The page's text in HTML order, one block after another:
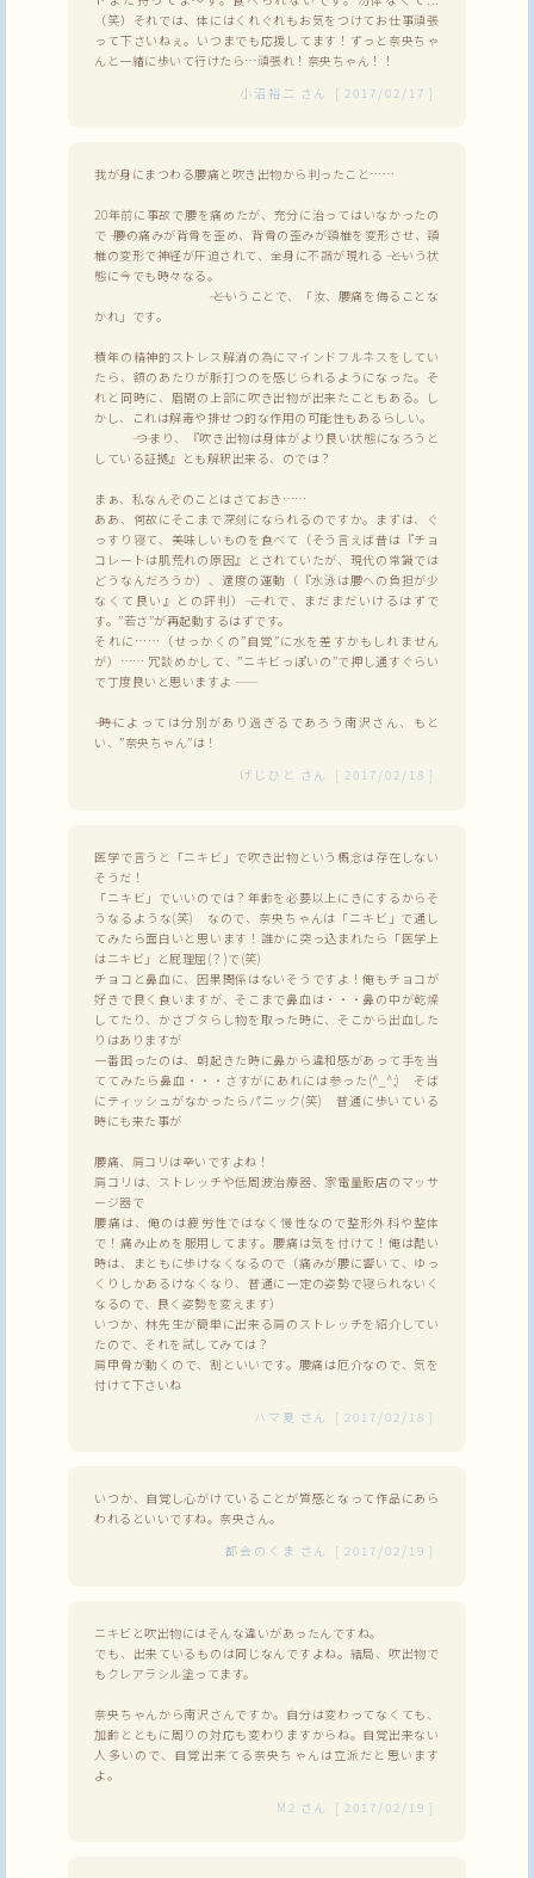
（笑）それでは、体にはくれぐれもお気をつけてお仕事頑張
って下さいねぇ。いつまでも応援してます！ずっと奈央ちゃ
んと一緒に歩いて行けたら…頑張れ！奈央ちゃん！！
小沼裕二 さん [ 2017/02/17 ]
我が身にまつわる腰痛と吹き出物から判ったこと……
20年前に事故で腰を痛めたが、充分に治ってはいなかったの
で ―― 腰の痛みが背骨を歪め、背骨の歪みが頸椎を変形させ、頸
椎の変形で神経が圧迫されて、全身に不調が現れる ―― という状
態に今でも時々なる。
―― ということで、「汝、腰痛を侮ることな
かれ」です。
積年の精神的ストレス解消の為にマインドフルネスをしてい
たら、額のあたりが脈打つのを感じられるようになった。そ
れと同時に、眉間の上部に吹き出物が出来たこともある。し
かし、これは解毒や排せつ的な作用の可能性もあるらしい。
―― つまり、『吹き出物は身体がより良い状態になろうと
している証拠』とも解釈出来る、のでは？
まぁ、私なんぞのことはさておき……
ああ、何故にそこまで深刻になられるのですか。まずは、ぐ
っすり寝て、美味しいものを食べて（そう言えば昔は『チョ
コレートは肌荒れの原因』とされていたが、現代の常識では
どうなんだろうか）、適度の運動（『水泳は腰への負担が少
なくて良い』との評判）―― これで、まだまだいけるはずで
す。”若さ”が再起動するはずです。
それに……（せっかくの”自覚”に水を差すかもしれません
が）…… 冗談めかして、”ニキビっぽいの”で押し通すぐらい
で丁度良いと思いますよ ――
―― 時によっては分別があり過ぎるであろう南沢さん、もと
い、”奈央ちゃん”は！
げじひと さん [ 2017/02/18 ]
医学で言うと「ニキビ」で吹き出物という概念は存在しない
そうだ！
「ニキビ」でいいのでは？年齢を必要以上にきにするからそ
うなるような(笑) なので、奈央ちゃんは「ニキビ」で通し
てみたら面白いと思います！誰かに突っ込まれたら「医学上
はニキビ」と屁理屈(？)で(笑)
チョコと鼻血に、因果関係はないそうですよ！俺もチョコが
好きで良く食いますが、そこまで鼻血は・・・鼻の中が乾燥
してたり、かさブタらし物を取った時に、そこから出血した
りはありますが
一番困ったのは、朝起きた時に鼻から違和感があって手を当
ててみたら鼻血・・・さすがにあれには参った(^_^;) そば
にティッシュがなかったらパニック(笑) 普通に歩いている
時にも来た事が
腰痛、肩コリは辛いですよね！
肩コリは、ストレッチや低周波治療器、家電量販店のマッサ
ージ器で
腰痛は、俺のは疲労性ではなく慢性なので整形外科や整体
で！痛み止めを服用してます。腰痛は気を付けて！俺は酷い
時は、まともに歩けなくなるので（痛みが腰に響いて、ゆっ
くりしかあるけなくなり、普通に一定の姿勢で寝られないく
なるので、良く姿勢を変えます）
いつか、林先生が簡単に出来る肩のストレッチを紹介してい
たので、それを試してみては？
肩甲骨が動くので、割といいです。腰痛は厄介なので、気を
付けて下さいね
ハマ夏 さん [ 2017/02/18 ]
いつか、自覚し心がけていることが質感となって作品にあら
われるといいですね。奈央さん。
都会のくま さん [ 2017/02/19 ]
ニキビと吹出物にはそんな違いがあったんですね。
でも、出来ているものは同じなんですよね。結局、吹出物で
もクレアラシル塗ってます。
奈央ちゃんから南沢さんですか。自分は変わってなくても、
加齢とともに周りの対応も変わりますからね。自覚出来ない
人多いので、自覚出来てる奈央ちゃんは立派だと思います
よ。
M2 さん [ 2017/02/19 ]